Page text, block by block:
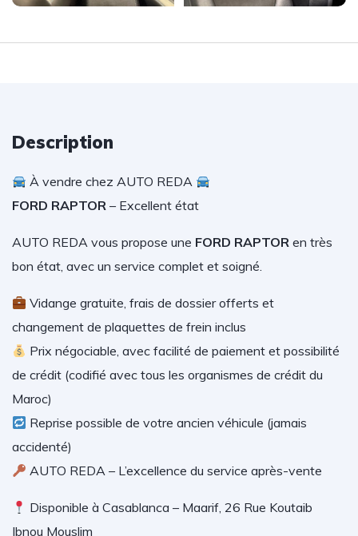
Description
À vendre chez AUTO REDA
FORD RAPTOR – Excellent état
AUTO REDA vous propose une FORD RAPTOR en très
bon état, avec un service complet et soigné.
Vidange gratuite, frais de dossier offerts et
changement de plaquettes de frein inclus
Prix négociable, avec facilité de paiement et possibilité
de crédit (codifié avec tous les organismes de crédit du
Maroc)
Reprise possible de votre ancien véhicule (jamais
accidenté)
AUTO REDA – L’excellence du service après-vente
Disponible à Casablanca – Maarif, 26 Rue Koutaib
Ibnou Mouslim